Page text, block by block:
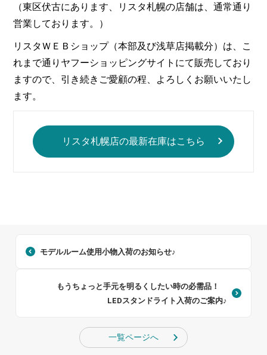
（東区伏古にあります、リスタ札幌の店舗は、通常通り
営業しております。）
リスタＷＥＢショップ（本部及び浅草店掲載分）は、こ
れまで通りヤフーショッピングサイトにて販売しており
ますので、引き続きご愛顧の程、よろしくお願いいたし
ます。
リスタ札幌店の最新在庫はこちら
モデルルーム使用小物入荷のお知らせ♪
もうちょっと手元を明るくしたい時の必需品！
LEDスタンドライト入荷のご案内♪
一覧ページへ